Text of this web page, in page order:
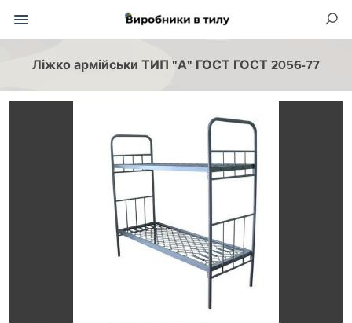
Ліжко армійськи ТИП "А" ГОСТ ГОСТ 2056-77